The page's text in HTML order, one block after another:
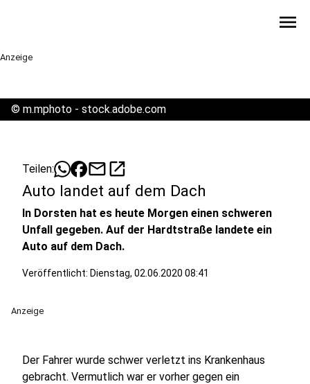
menu
Anzeige
© m.mphoto - stock.adobe.com
Teilen: mailopen_in_new
Auto landet auf dem Dach
In Dorsten hat es heute Morgen einen schweren
Unfall gegeben. Auf der Hardtstraße landete ein
Auto auf dem Dach.
Veröffentlicht: Dienstag, 02.06.2020 08:41
Anzeige
Der Fahrer wurde schwer verletzt ins Krankenhaus
gebracht. Vermutlich war er vorher gegen ein